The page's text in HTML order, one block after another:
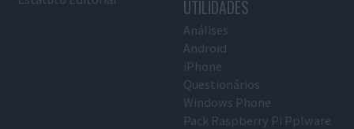
UTILIDADES
Análises
Android
iPhone
Questionários
Windows Phone
Pack Raspberry Pi Pplware